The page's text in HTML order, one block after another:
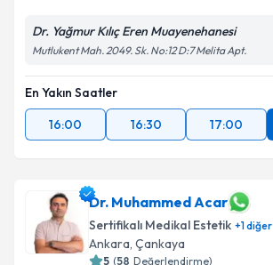
Dr. Yağmur Kılıç Eren Muayenehanesi
Mutlukent Mah. 2049. Sk. No:12 D:7 Melita Apt.
En Yakın Saatler
16:00
16:30 17:00
Dr. Muhammed Acar
Sertifikalı Medikal Estetik +1diğer
Ankara, Çankaya
5 (58 Değerlendirme)